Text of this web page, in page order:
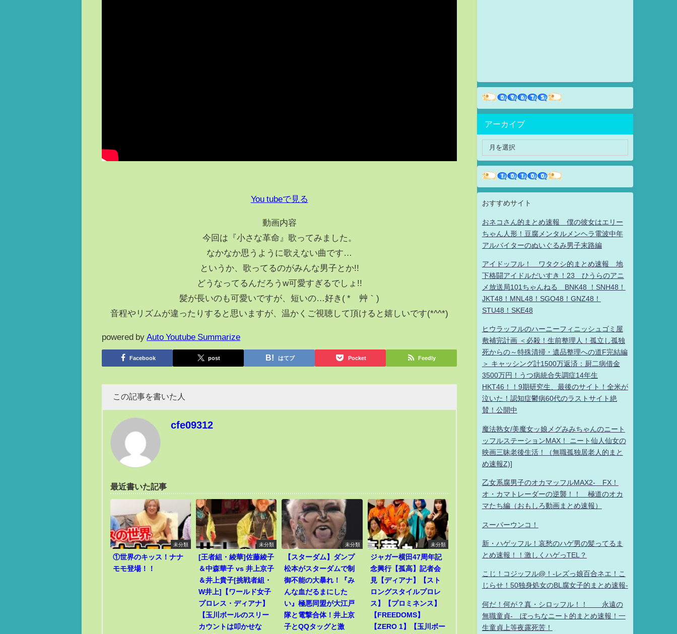
You tubeで見る
動画内容
今回は『小さな革命』歌ってみました。
なかなか思うように歌えない曲です…
というか、歌ってるのがみんな男子とか!!
どうなってるんだろうw可愛すぎるでしょ!!
髪が長いのも可愛いですが、短いの…好き( *´艸｀)
音程やリズムが違ったりすると思いますが、温かくご視聴して頂けると嬉しいです(*^^*)
powered by Auto Youtube Summarize
Facebook post はてブ Pocket Feedly
この記事を書いた人
cfe09312
最近書いた記事
未分類
①世界のキッス！ナナ
モモ登場！！
未分類
[王者組・綾華]佐藤綾子
＆中森華子 vs 井上京子
＆井上貴子[挑戦者組・
W井上]【ワールド女子
プロレス・ディアナ】
【玉川ボールのスリー
カウントは叩かせな
未分類
【スターダム】ダンプ
松本がスターダムで制
御不能の大暴れ！『み
んな血だるまにした
い』極悪同盟が大江戸
隊と電撃合体！井上京
子とQQタッグと激
未分類
ジャガー横田47周年記
念興行【孤高】記者会
見【ディアナ】【スト
ロングスタイルプロレ
ス】【プロミネンス】
【FREEDOMS】
【ZERO 1】【玉川ボー
アーカイブ
おすすめサイト
おネコさん的まとめ速報 僕の彼女はエリー
ちゃん人形！豆腐メンタルメンヘラ電波中年
アルバイターのぬいぐるみ男子末路編
アイドッフル！ ワタクシ的まとめ速報 地
下格闘アイドルだいすき！23 ひうらのアニ
メ放送局101ちゃんねる BNK48 ！SNH48！
JKT48！MNL48！SGO48！GNZ48！
STU48！SKE48
ヒウラッフルのハーニーフィニッシュゴミ屋
敷補完計画 ＜必殺！生前整理人！孤立し孤独
死からの～特殊清掃・遺品整理への道F完結編
＞ キャッシング計1500万返済：厨二病借金
3500万円！うつ病統合失調症14年生
HKT46！！9期研究生、最後のサイト！全米が
泣いた！認知症鬱病60代のラストサイト絶
賛！公開中
魔法熟女/美魔女ッ娘メグみみちゃんのニート
ッフルステーションMAX！ ニート仙人仙女の
映画三昧老後生活！（無職孤独居老人的まと
め速報Z)]
乙女系腐男子のオカマッフルMAX2- FX！
オ・カマトレーダーの逆襲！！ 極道のオカ
マたち編（おもしろ動画まとめ速報）
スーパーウンコ！
新・ハゲッフル！哀愁のハゲ男の髪ってるま
とめ速報！！激しくハゲっTEL？
こじ！コジッフル@！-レズっ娘百合ネエ！こ
じらせ！50独身処女のBL腐女子的まとめ速報-
何だ！何が？真・シロッフル！！ 永遠の
無職童貞- ぼっちなニート的まとめ速報！一
生童貞上等夜露死苦！